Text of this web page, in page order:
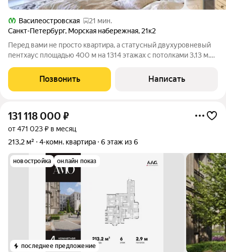
Василеостровская
21 мин.
Санкт-Петербург, Морская набережная, 21к2
Перед вами не просто квартира, а статусный двухуровневый
пентхаус площадью 400 м на 1314 этажах с потолками 3,13 м.
приватность и удовольствие от жизни. Три изолированные
Позвонить Написать
131 118 000 ₽
от 471 023 ₽ в месяц
213,2 м²
4-комн. квартира 6 этаж из 6
новостройка онлайн показ
последнее предложение